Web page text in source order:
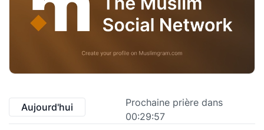
Aujourd'hui
Prochaine prière dans
00:29:56